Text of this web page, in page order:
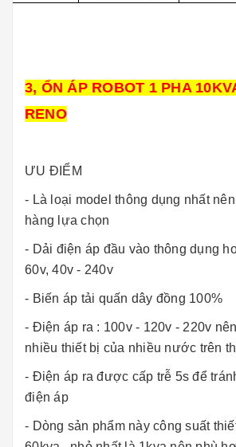
3, ỔN ÁP ROBOT 1 PHA
RENO
ƯU ĐIỂM
- Là loại model thông dụng nhất
hàng lựa chọn
- Dải điện áp đầu vào thông dụng
60v, 40v - 240v
- Biến áp tải quấn dây đồng 100%
- Điện áp ra : 100v - 120v - 220v
nhiều thiết bị của nhiều nước trên
- Điện áp ra được cấp trễ 5s để
điện áp
- Dòng sản phẩm này công suất